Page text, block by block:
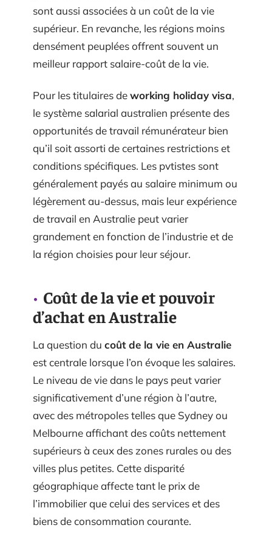
sont aussi associées à un coût de la vie
supérieur. En revanche, les régions moins
densément peuplées offrent souvent un
meilleur rapport salaire-coût de la vie.
Pour les titulaires deworking holiday visa,
le système salarial australien présente des
opportunités de travail rémunérateur bien
qu’il soit assorti de certaines restrictions et
conditions spécifiques. Les pvtistes sont
généralement payés au salaire minimum ou
légèrement au-dessus, mais leur expérience
de travail en Australie peut varier
grandement en fonction de l’industrie et de
la région choisies pour leur séjour.
Coût de la vie et pouvoir
d’achat en Australie
La question du coût de la vie en Australie
est centrale lorsque l’on évoque les salaires.
Le niveau de vie dans le pays peut varier
significativement d’une région à l’autre,
avec des métropoles telles que Sydney ou
Melbourne affichant des coûts nettement
supérieurs à ceux des zones rurales ou des
villes plus petites. Cette disparité
géographique affecte tant le prix de
l’immobilier que celui des services et des
biens de consommation courante.